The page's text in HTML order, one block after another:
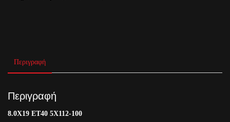
Περιγραφή
Περιγραφή
8.0X19 ET40 5X112-100